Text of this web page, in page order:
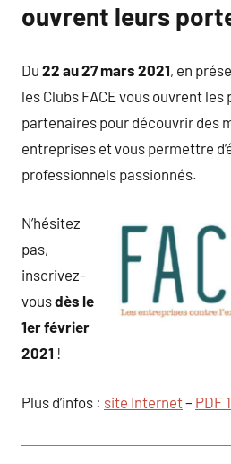
ouvrent leurs
Du 22 au 27 mars 2021, en
les Clubs FACE vous ouvrent
partenaires pour découvrir des
entreprises et vous permettre
professionnels passionnés.
N’hésitez
pas,
inscrivez-
vousdès le
1er février
2021 !
Plus d’infos : site Internet– PDF 1